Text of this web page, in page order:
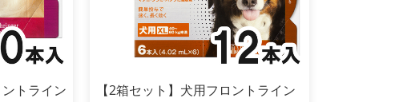
ントライン
【2箱セット】犬用フロントライン